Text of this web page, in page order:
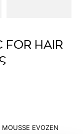
FOR HAIR
EVOZEN